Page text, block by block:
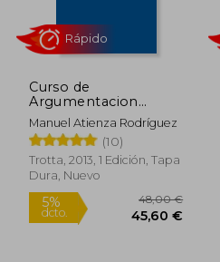
Curso de
Argumentacion
Juridica
Manuel Atienza Rodríguez
(10)
Trotta, 2013, 1 Edición, Tapa
Dura, Nuevo